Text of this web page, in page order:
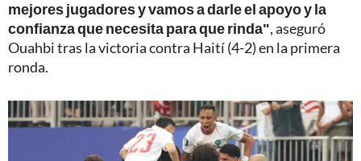
mejores jugadores y vamos a darle el apoyo y la
confianza que necesita para que rinda", aseguró
Ouahbi tras la victoria contra Haití (4-2) en la primera
ronda.